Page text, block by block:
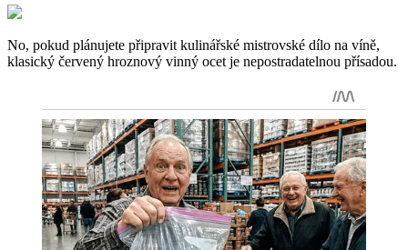
No, pokud plánujete připravit kulinářské mistrovské dílo na víně,
klasický červený hroznový vinný ocet je nepostradatelnou přísadou.